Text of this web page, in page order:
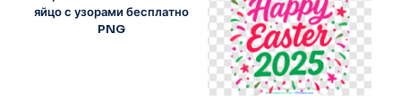
яйцо с узорами бесплатно
PNG